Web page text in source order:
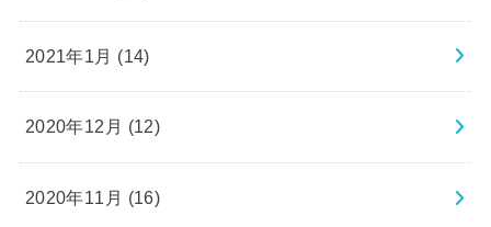
2021年1月 (14)
2020年12月 (12)
2020年11月 (16)